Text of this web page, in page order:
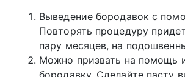
Выведение бородавок с
Повторять процедуру
пару месяцев, на
Можно призвать на помощь
бородавку. Сделайте пасту